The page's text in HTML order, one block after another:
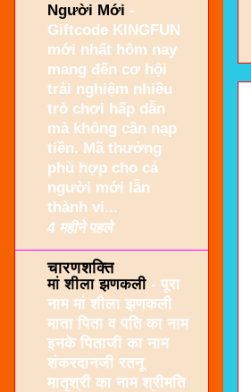
Người Mới -
Giftcode KINGFUN
mới nhất hôm nay
mang đến cơ hội
trải nghiệm nhiều
trò chơi hấp dẫn
mà không cần nạp
tiền. Mã thưởng
phù hợp cho cả
người mới lẫn
thành vi...
4 महीने पहले
चारणशक्ति
मां शीला झणकली - पूरा
नाम मां शीला झणकली
माता पिता व पति का नाम
इनके पिताजी का नाम
शंकरदानजी रतनू
मातृश्री का नाम श्रीमति